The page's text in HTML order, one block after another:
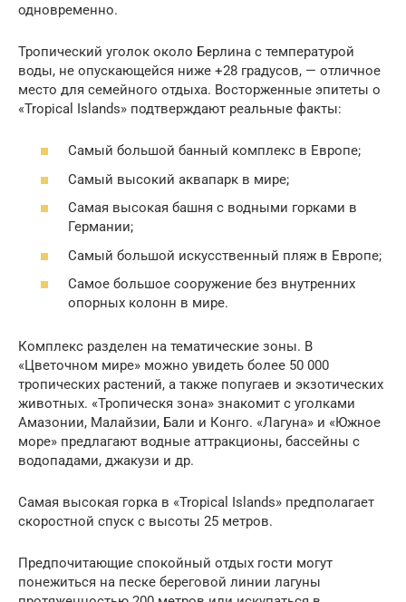
одновременно.
Тропический уголок около Берлина с температурой
воды, не опускающейся ниже +28 градусов, — отличное
место для семейного отдыха. Восторженные эпитеты о
«Tropical Islands» подтверждают реальные факты:
Самый большой банный комплекс в Европе;
Самый высокий аквапарк в мире;
Самая высокая башня с водными горками в
Германии;
Самый большой искусственный пляж в Европе;
Самое большое сооружение без внутренних
опорных колонн в мире.
Комплекс разделен на тематические зоны. В
«Цветочном мире» можно увидеть более 50 000
тропических растений, а также попугаев и экзотических
животных. «Тропическя зона» знакомит с уголками
Амазонии, Малайзии, Бали и Конго. «Лагуна» и «Южное
море» предлагают водные аттракционы, бассейны с
водопадами, джакузи и др.
Самая высокая горка в «Tropical Islands» предполагает
скоростной спуск с высоты 25 метров.
Предпочитающие спокойный отдых гости могут
понежиться на песке береговой линии лагуны